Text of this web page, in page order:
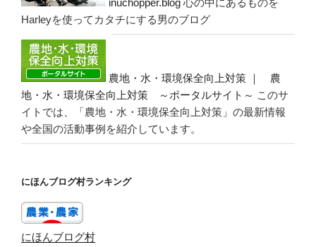
inuchopper.blog 心の中にあるものを
Harleyを使ってカタチにする男のブログ
農地・水・環境保全向上対策 ｜ 農
地・水・環境保全向上対策 ～ポータルサイト～ このサ
イトでは、「農地・水・環境保全向上対策」の最新情報
や全国の活動事例を紹介しています。
にほんブログ村ランキング
にほんブログ村